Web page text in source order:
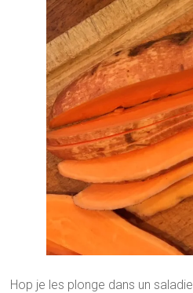
Hop je les plonge dans un